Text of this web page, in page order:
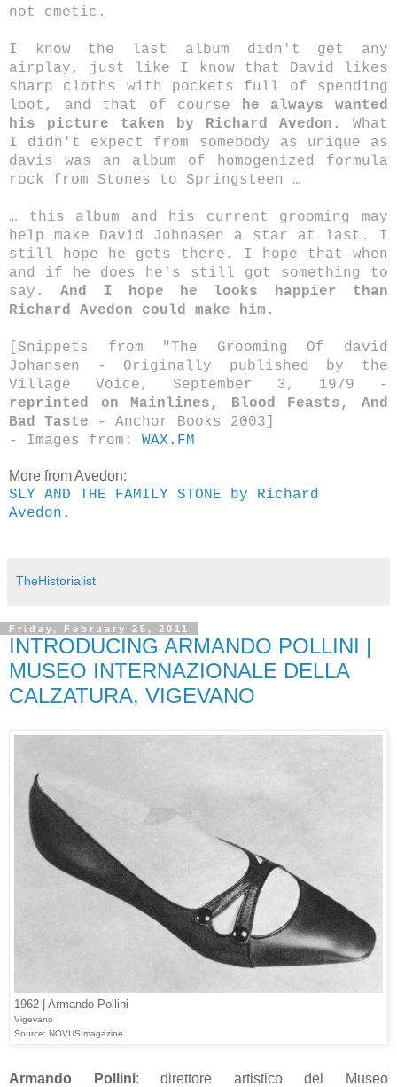
not emetic.
I know the last album didn't get any
airplay, just like I know that David likes
sharp cloths with pockets full of spending
loot, and that of course he always wanted
his picture taken by Richard Avedon.
What
I didn't expect from somebody as unique as
davis was an album of homogenized formula
rock from Stones to Springsteen …
… this album and his current grooming may
help make David Johnasen a star at last. I
still hope he gets there. I hope that when
and if he does he's still got something to
say.And I hope he looks happier than
Richard Avedon could make him.
[Snippets from "The Grooming Of david
Johansen - Originally published by the
Village Voice, September 3, 1979 -
reprinted on Mainlines, Blood Feasts, And
Bad Taste - Anchor Books 2003]
- Images from: WAX.FM
More from Avedon:
SLY AND THE FAMILY STONE by Richard
Avedon.
TheHistorialist
Friday, February 25, 2011
INTRODUCING ARMANDO POLLINI |
MUSEO INTERNAZIONALE DELLA
CALZATURA, VIGEVANO
1962 | Armando Pollini
Vigevano
Source: NOVUS magazine
Armando Pollini: direttore artistico del Museo